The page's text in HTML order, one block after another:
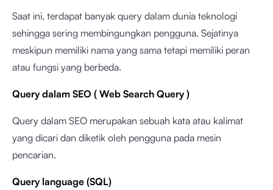
Saat ini, terdapat banyak query dalam dunia teknologi
sehingga sering membingungkan pengguna. Sejatinya
meskipun memiliki nama yang sama tetapi memiliki peran
atau fungsi yang berbeda.
Query dalam SEO ( Web Search Query )
Query dalam SEO merupakan sebuah kata atau kalimat
yang dicari dan diketik oleh pengguna pada mesin
pencarian.
Query language (SQL)